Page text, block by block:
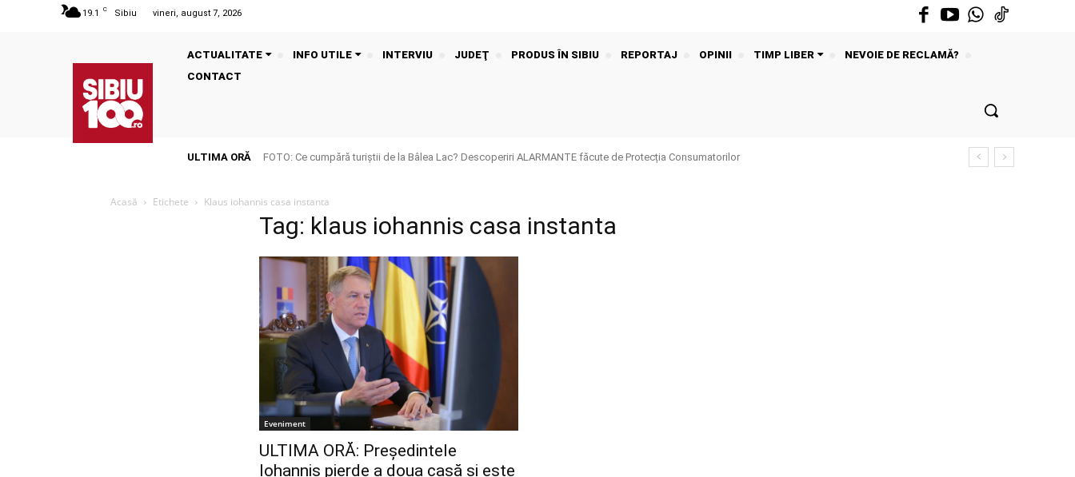
19.1 C Sibiu vineri, august 7, 2026
ACTUALITATE INFO UTILE INTERVIU JUDEŢ PRODUS ÎN SIBIU REPORTAJ OPINII TIMP LIBER
NEVOIE DE RECLAMĂ?
CONTACT
ULTIMA ORĂ FOTO: Ce cumpără turiștii de la Bâlea Lac? Descoperiri ALARMANTE făcute de Protecția Consumatorilor
Acasă Etichete Klaus iohannis casa instanta
Tag: klaus iohannis casa instanta
Eveniment
ULTIMA ORĂ: Președintele
Iohannis pierde a doua casă și este